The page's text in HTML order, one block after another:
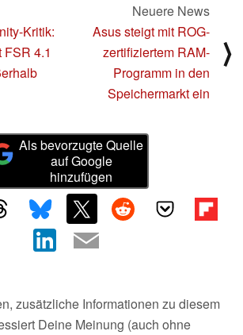
Kritik:
4.1
Neuere News
Asus steigt mit ROG-
zertifiziertem RAM-
Programm in den
Speichermarkt ein
⟩
Als bevorzugte Quelle
auf Google
hinzufügen
zusätzliche Informationen zu diesem
Deine Meinung (auch ohne